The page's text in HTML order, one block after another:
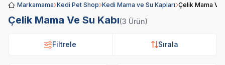
Markamama Kedi Pet Shop Kedi Mama ve Su Kapları Çelik Mama Ve
Çelik Mama Ve Su Kabı(3 Ürün)
Filtrele Sırala
Filtrele Sırala